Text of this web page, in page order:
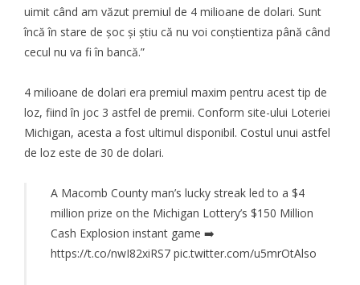
uimit când am văzut premiul de 4 milioane de dolari. Sunt
încă în stare de șoc și știu că nu voi conștientiza până când
cecul nu va fi în bancă.”
4 milioane de dolari era premiul maxim pentru acest tip de
loz, fiind în joc 3 astfel de premii. Conform site-ului Loteriei
Michigan, acesta a fost ultimul disponibil. Costul unui astfel
de loz este de 30 de dolari.
A Macomb County man’s lucky streak led to a $4
million prize on the Michigan Lottery’s $150 Million
Cash Explosion instant game ➡️
https://t.co/nwI82xiRS7 pic.twitter.com/u5mrOtAlso